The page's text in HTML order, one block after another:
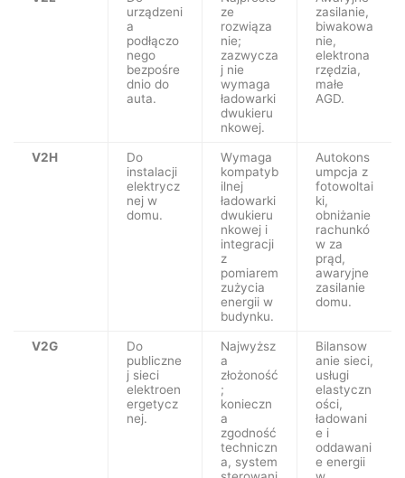
urządzeni
a
podłączo
nego
bezpośre
dnio do
auta.
ze
rozwiąza
nie;
zazwycza
j nie
wymaga
ładowarki
dwukieru
nkowej.
zasilanie,
biwakowa
nie,
elektrona
rzędzia,
małe
AGD.
V2H
Do
instalacji
elektrycz
nej w
domu.
Wymaga
kompatyb
ilnej
ładowarki
dwukieru
nkowej i
integracji
z
pomiarem
zużycia
energii w
budynku.
Autokons
umpcja z
fotowoltai
ki,
obniżanie
rachunkó
w za
prąd,
awaryjne
zasilanie
domu.
V2G
Do
publiczne
j sieci
elektroen
ergetycz
nej.
Najwyższ
a
złożoność
;
konieczn
a
zgodność
techniczn
a, system
Bilansow
anie sieci,
usługi
elastyczn
ości,
ładowani
e i
oddawani
e energii